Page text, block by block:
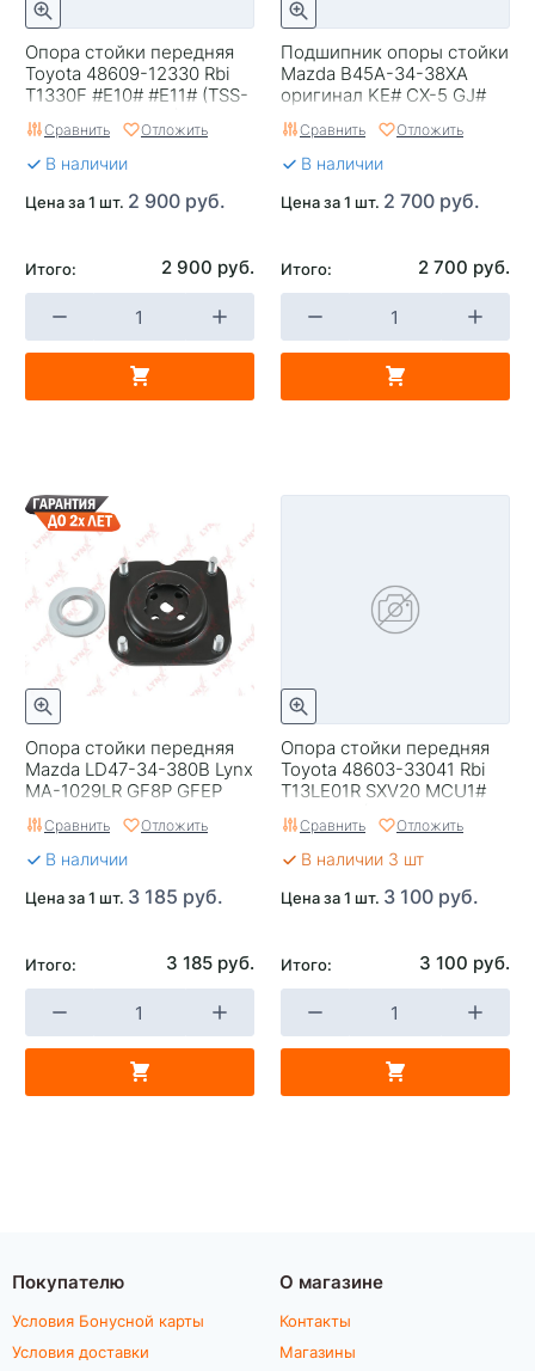
Опора стойки передняя
Toyota 48609-12330 Rbi
T1330F #E10# #E11# (TSS-
003,48609-12270)
Сравнить Отложить
В наличии
Цена за 1 шт. 2 900 руб.
Итого: 2 900 руб.
Подшипник опоры стойки
Mazda B45A-34-38XA
оригинал KE# CX-5 GJ#
Mazda 6 12/10- BM#
Mazda3 13-
Сравнить Отложить
В наличии
Цена за 1 шт. 2 700 руб.
Итого: 2 700 руб.
Опора стойки передняя
Mazda LD47-34-380B Lynx
MA-1029LR GF8P GFEP
GWER LW#
Сравнить Отложить
В наличии
Цена за 1 шт. 3 185 руб.
Итого: 3 185 руб.
Опора стойки передняя
Toyota 48603-33041 Rbi
T13LE01R SXV20 MCU1#
ACU1#, R (48603-
33021,TSS-030)
Сравнить Отложить
В наличии 3 шт
Цена за 1 шт. 3 100 руб.
Итого: 3 100 руб.
Покупателю
Условия Бонусной карты
Условия доставки
О магазине
Контакты
Магазины